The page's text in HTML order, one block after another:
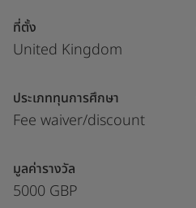
ที่ตั้ง
United Kingdom
ประเภททุนการศึกษา
Fee waiver/discount
มูลค่ารางวัล
5000 GBP